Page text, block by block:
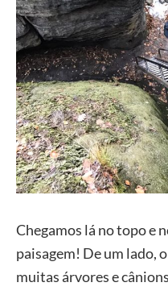
Chegamos lá no topo e
paisagem! De um lado,
muitas árvores e